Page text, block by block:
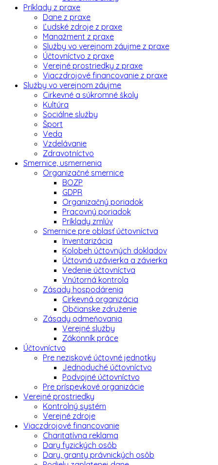
Príklady z praxe
Dane z praxe
Ľudské zdroje z praxe
Manažment z praxe
Služby vo verejnom záujme z praxe
Účtovníctvo z praxe
Verejné prostriedky z praxe
Viaczdrojové financovanie z praxe
Služby vo verejnom záujme
Cirkevné a súkromné školy
Kultúra
Sociálne služby
Šport
Veda
Vzdelávanie
Zdravotníctvo
Smernice, usmernenia
Organizačné smernice
BOZP
GDPR
Organizačný poriadok
Pracovný poriadok
Príklady zmlúv
Smernice pre oblasť účtovníctva
Inventarizácia
Kolobeh účtovných dokladov
Účtovná uzávierka a závierka
Vedenie účtovníctva
Vnútorná kontrola
Zásady hospodárenia
Cirkevná organizácia
Občianske združenie
Zásady odmeňovania
Verejné služby
Zákonník práce
Účtovníctvo
Pre neziskové účtovné jednotky
Jednoduché účtovníctvo
Podvojné účtovníctvo
Pre príspevkové organizácie
Verejné prostriedky
Kontrolný systém
Verejné zdroje
Viaczdrojové financovanie
Charitatívna reklama
Dary fyzických osôb
Dary, granty právnických osôb